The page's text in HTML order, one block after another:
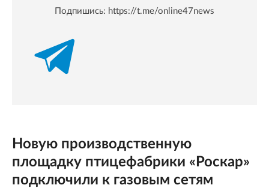
Подпишись: https://t.me/online47news
Новую производственную
площадку птицефабрики «Роскар»
подключили к газовым сетям